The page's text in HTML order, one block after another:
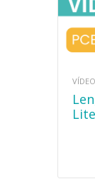
Lengua Castellana y